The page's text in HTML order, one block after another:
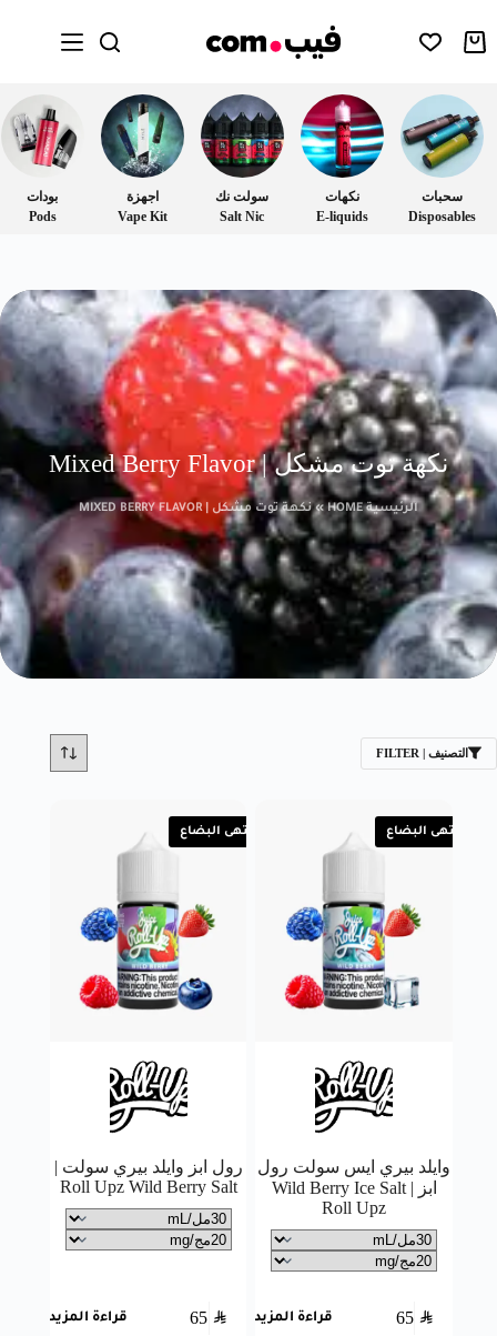
سحبات
Disposables
نكهات
E-liquids
سولت نك
Salt Nic
اجهزة
Vape Kit
بودات
Pods
نكهة توت مشكل | Mixed Berry Flavor
الرئيسية HOME »نكهة توت مشكل | MIXED BERRY FLAVOR
التصنيف | FILTER
انتهى البضاع
وايلد بيري ايس سولت رول
ابز | Wild Berry Ice Salt
Roll Upz
65 SAR قراءة المزيد
انتهى البضاع
رول ابز وايلد بيري سولت |
Roll Upz Wild Berry Salt
65 SAR قراءة المزيد